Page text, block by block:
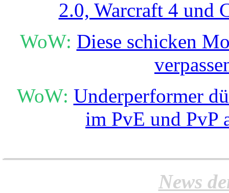
2.0, Warcraft 4 und
WoW: Diese schicken
WoW: Underperformer
im PvE und PvP
News